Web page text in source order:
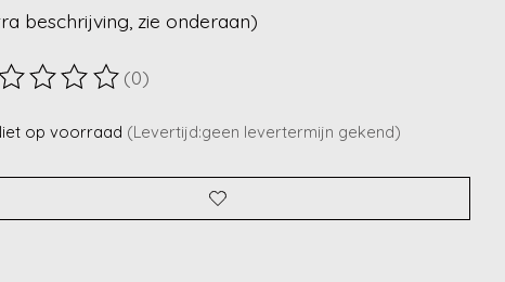
beschrijving, zie onderaan)
van dit product is
(0)
op voorraad (Levertijd:geen levertermijn gekend)